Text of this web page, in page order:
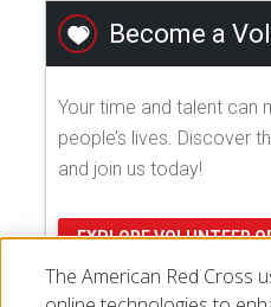
Become a
Your time and talent can
people’s lives. Discover
and join us today!
EXPLORE VOLUNTEER
The American Red Cross